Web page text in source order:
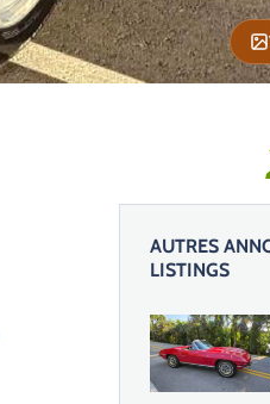
AUTRES
LISTINGS